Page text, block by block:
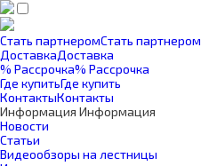
Стать партнеромСтать партнером
ДоставкаДоставка
% Рассрочка% Рассрочка
Где купитьГде купить
КонтактыКонтакты
Информация Информация
Новости
Статьи
Видеообзоры на лестницы